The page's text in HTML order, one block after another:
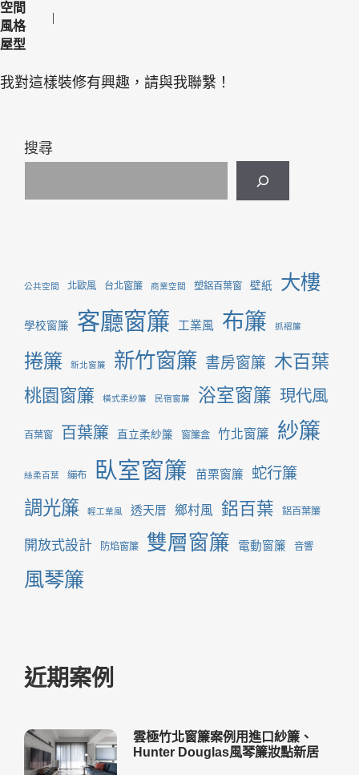
空間
風格
屋型
我對這樣裝修有興趣，請與我聯繫！
搜尋
公共空間 北歐風 台北窗簾 商業空間 塑鋁百葉窗 壁紙 大樓
學校窗簾 客廳窗簾 工業風 布簾 抓褶簾
捲簾 新北窗簾 新竹窗簾 書房窗簾 木百葉
桃園窗簾 橫式柔紗簾 民宿窗簾 浴室窗簾 現代風
百葉窗 百葉簾 直立柔紗簾 窗簾盒 竹北窗簾 紗簾
絲柔百葉 繃布 臥室窗簾 苗栗窗簾 蛇行簾
調光簾 輕工業風 透天厝 鄉村風 鋁百葉 鋁百葉簾
開放式設計 防焰窗簾 雙層窗簾 電動窗簾 音響
風琴簾
近期案例
雲極竹北窗簾案例用進口紗簾、
Hunter Douglas風琴簾妝點新居